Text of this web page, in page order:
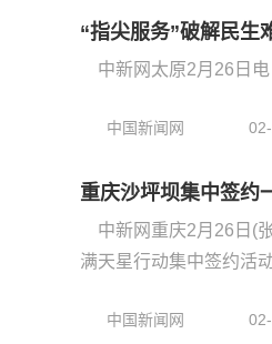
“指尖服务”破解民生
中新网太原2月26日
中国新闻网
重庆沙坪坝集中签约
中新网重庆2月26日(
满天星行动集中签约活
中国新闻网